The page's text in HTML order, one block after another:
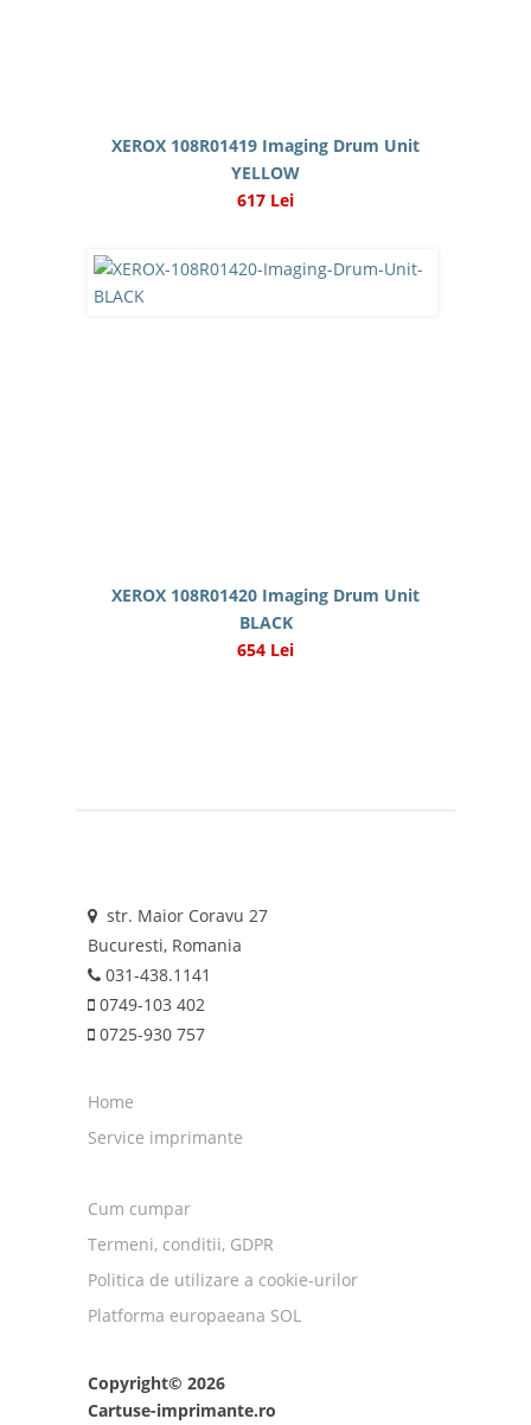
XEROX 108R01419 Imaging Drum Unit
YELLOW
617 Lei
XEROX 108R01420 Imaging Drum Unit
BLACK
654 Lei
str. Maior Coravu 27
Bucuresti, Romania
031-438.1141
0749-103 402
0725-930 757
Home
Service imprimante
Cum cumpar
Termeni, conditii, GDPR
Politica de utilizare a cookie-urilor
Platforma europaeana SOL
Copyright© 2026
Cartuse-imprimante.ro